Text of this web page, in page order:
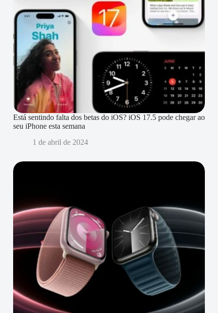
Está sentindo falta dos betas do iOS? iOS 17.5 pode chegar ao
seu iPhone esta semana
1 de abril de 2024